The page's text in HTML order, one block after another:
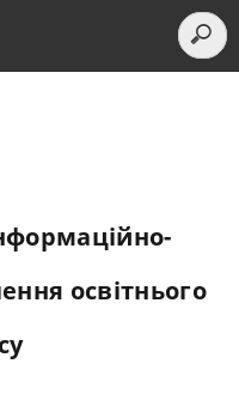
освітнього